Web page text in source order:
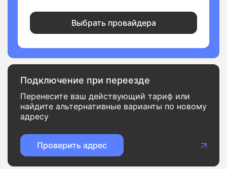
Выбрать провайдера
Подключение при переезде
Перенесите ваш действующий тариф или
найдите альтернативные варианты по новому
адресу
Проверить адрес